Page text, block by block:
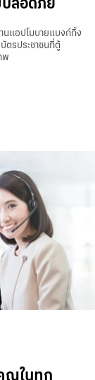
นแอปโมบายแบงก์กิ้ง
รประชาชนที่ตู้
พ
ณในทุก